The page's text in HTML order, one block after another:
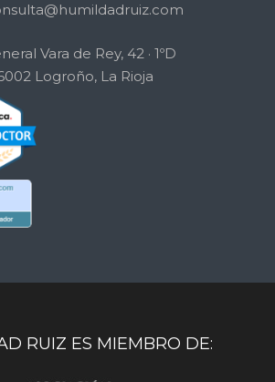
Vara de Rey, 42 · 1ºD
Logroño, La Rioja
RUIZ ES MIEMBRO DE: